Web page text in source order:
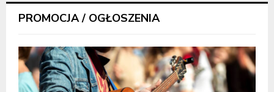
PROMOCJA / OGŁOSZENIA